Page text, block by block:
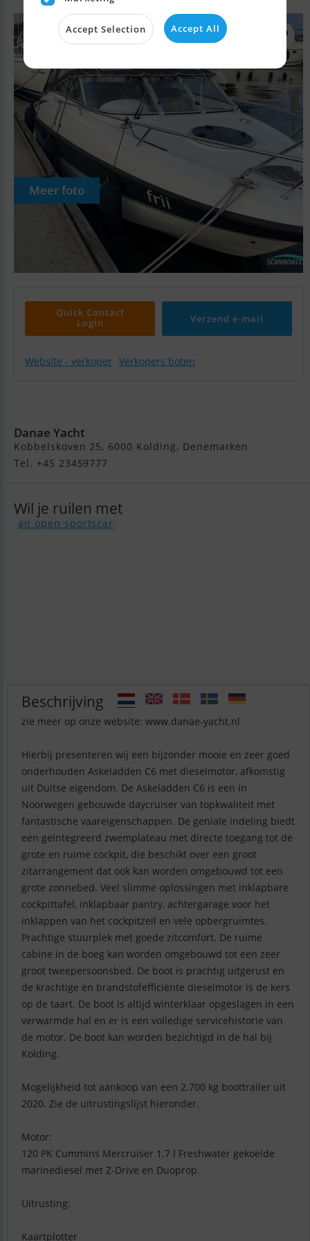
Meer foto
Quick Contact
Login
Verzend e-mail
Website - verkoper Verkopers boten
Danae Yacht
Kobbelskoven 25, 6000 Kolding, Denemarken
Tel. +45 23459777
Wil je ruilen met
an open sportscar
Beschrijving
zie meer op onze website: www.danae-yacht.nl
Hierbij presenteren wij een bijzonder mooie en zeer goed
onderhouden Askeladden C6 met dieselmotor, afkomstig
uit Duitse eigendom. De Askeladden C6 is een in
Noorwegen gebouwde daycruiser van topkwaliteit met
fantastische vaareigenschappen. De geniale indeling biedt
een geïntegreerd zwemplateau met directe toegang tot de
grote en ruime cockpit, die beschikt over een groot
zitarrangement dat ook kan worden omgebouwd tot een
grote zonnebed. Veel slimme oplossingen met inklapbare
cockpittafel, inklapbaar pantry, achtergarage voor het
inklappen van het cockpitzeil en vele opbergruimtes.
Prachtige stuurplek met goede zitcomfort. De ruime
cabine in de boeg kan worden omgebouwd tot een zeer
groot tweepersoonsbed. De boot is prachtig uitgerust en
de krachtige en brandstofefficiënte dieselmotor is de kers
op de taart. De boot is altijd winterklaar opgeslagen in een
verwarmde hal en er is een volledige servicehistorie van
de motor. De boot kan worden bezichtigd in de hal bij
Kolding.
Mogelijkheid tot aankoop van een 2.700 kg boottrailer uit
2020. Zie de uitrustingslijst hieronder.
Motor:
120 PK Cummins Mercruiser 1.7 l Freshwater gekoelde
marinediesel met Z-Drive en Duoprop.
Uitrusting:
Kaartplotter
Accept Selection Accept All